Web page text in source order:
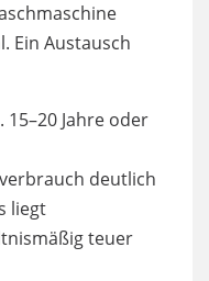
Ein Austausch
Jahre oder
deutlich
liegt
teuer